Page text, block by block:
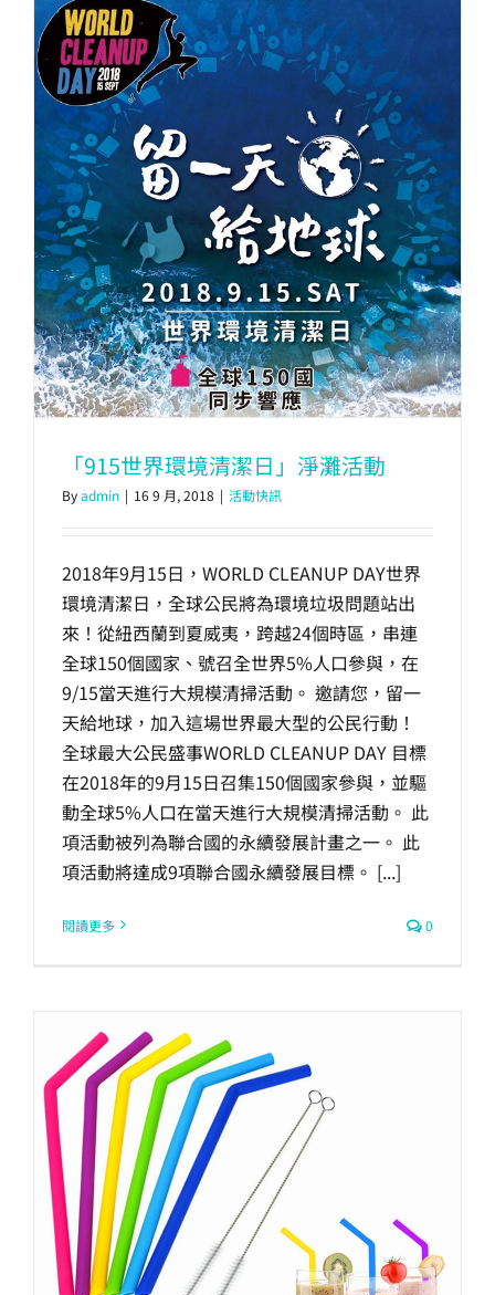
「915世界環境清潔日」淨灘活動
Byadmin | 16 9 月, 2018 | 活動快訊
2018年9月15日，WORLD CLEANUP DAY世界
環境清潔日，全球公民將為環境垃圾問題站出
來！從紐西蘭到夏威夷，跨越24個時區，串連
全球150個國家、號召全世界5%人口參與，在
9/15當天進行大規模清掃活動。 邀請您，留一
天給地球，加入這場世界最大型的公民行動！
全球最大公民盛事WORLD CLEANUP DAY 目標
在2018年的9月15日召集150個國家參與，並驅
動全球5%人口在當天進行大規模清掃活動。 此
項活動被列為聯合國的永續發展計畫之一。 此
項活動將達成9項聯合國永續發展目標。 [...]
閱讀更多 0